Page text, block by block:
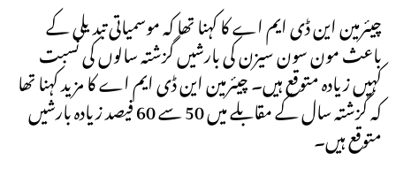
چیئرمین این ڈی ایم اے کا کہنا تھا کہ موسمیاتی تبدیلی کے
باعث مون سون سیزن کی بارشیں گزشتہ سالوں کی نسبت
کہیں زیادہ متوقع ہیں۔ چیئرمین این ڈی ایم اے کا مزید کہنا تھا
کہ گزشتہ سال کے مقابلے میں 50 سے 60 فیصد زیادہ بارشیں
متوقع ہیں۔